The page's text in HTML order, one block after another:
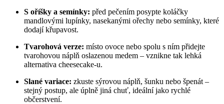
S oříšky a semínky: před pečením posypte koláčky
mandlovými lupínky, nasekanými ořechy nebo semínky, které
dodají křupavost.
Tvarohová verze: místo ovoce nebo spolu s ním přidejte
tvarohovou náplň oslazenou medem – vznikne tak lehká
alternativa cheesecake-u.
Slané variace: zkuste sýrovou náplň, šunku nebo špenát –
stejný postup, ale úplně jiná chuť, ideální jako rychlé
občerstvení.